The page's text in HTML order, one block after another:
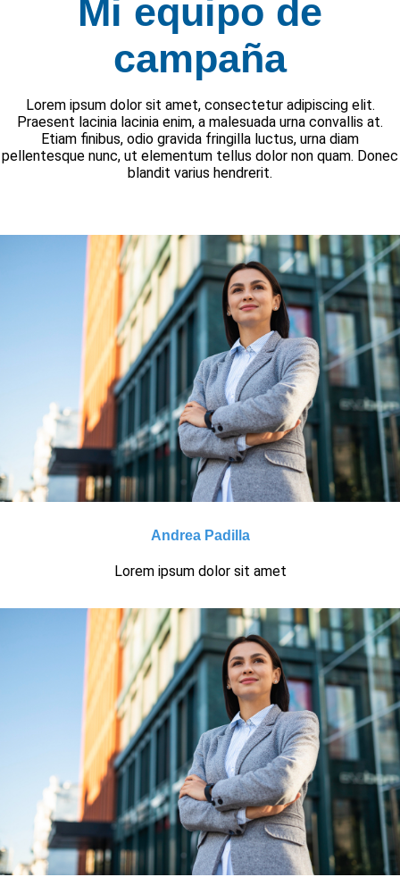
Mi equipo de
campaña
Lorem ipsum dolor sit amet, consectetur adipiscing elit.
Praesent lacinia lacinia enim, a malesuada urna convallis at.
Etiam finibus, odio gravida fringilla luctus, urna diam
pellentesque nunc, ut elementum tellus dolor non quam. Donec
blandit varius hendrerit.
Andrea Padilla
Lorem ipsum dolor sit amet